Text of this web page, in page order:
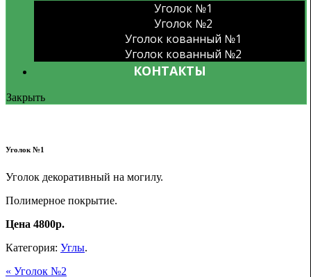
Уголок №1
Уголок №2
Уголок кованный №1
Уголок кованный №2
КОНТАКТЫ
Закрыть
Уголок №1
Уголок декоративный на могилу.
Полимерное покрытие.
Цена 4800р.
Категория: Углы.
« Уголок №2